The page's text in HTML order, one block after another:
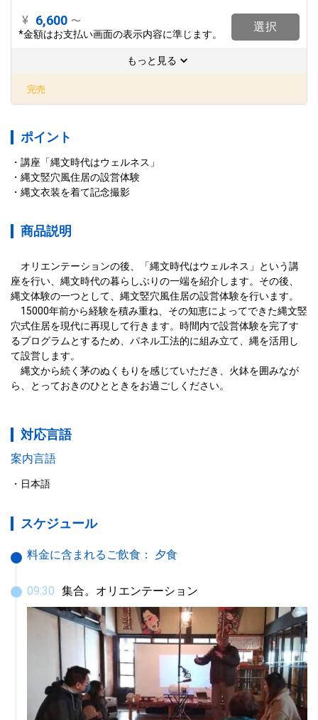
¥ 6,600 〜
*金額はお支払い画面の表示内容に準じます。
選択
もっと見る
完売
ポイント
講座「縄文時代はウェルネス」
縄文竪穴風住居の設営体験
縄文衣装を着て記念撮影
商品説明
オリエンテーションの後、「縄文時代はウェルネス」という講
座を行い、縄文時代の暮らしぶりの一端を紹介します。その後、
縄文体験の一つとして、縄文竪穴風住居の設営体験を行います。
15000年前から経験を積み重ね、その知恵によってできた縄文竪
穴式住居を現代に再現して行きます。時間内で設営体験を完了す
るプログラムとするため、パネル工法的に組み立て、縄を活用し
て設営します。
縄文から続く茅のぬくもりを感じていただき、火鉢を囲みなが
ら、とっておきのひとときをお過ごしください。
対応言語
案内言語
日本語
スケジュール
料金に含まれるご飲食： 夕食
09:30 集合。オリエンテーション